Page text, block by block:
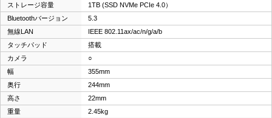
ストレージ容量
1TB (SSD NVMe PCIe 4.0）
Bluetoothバージョン
5.3
無線LAN
IEEE 802.11ax/ac/n/g/a/b
タッチパッド
搭載
カメラ
○
幅
355mm
奥行
244mm
高さ
22mm
重量
2.45kg